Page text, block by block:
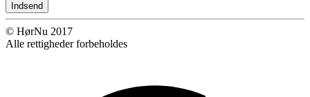
Indsend
© HørNu 2017
Alle rettigheder forbeholdes